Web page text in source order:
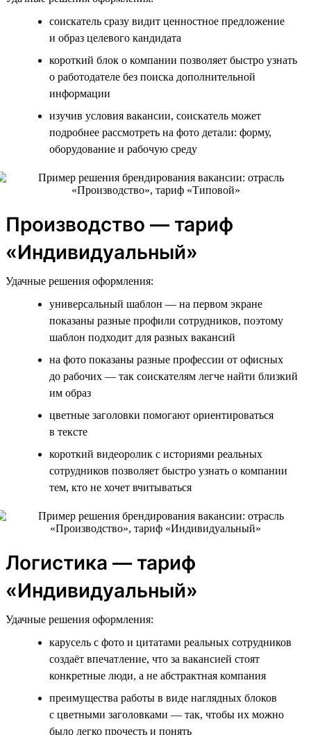
соискатель сразу видит ценностное предложение
и образ целевого кандидата
короткий блок о компании позволяет быстро узнать
о работодателе без поиска дополнительной
информации
изучив условия вакансии, соискатель может
подробнее рассмотреть на фото детали: форму,
оборудование и рабочую среду
Производство — тариф
«Индивидуальный»
Удачные решения оформления:
универсальный шаблон — на первом экране
показаны разные профили сотрудников, поэтому
шаблон подходит для разных вакансий
на фото показаны разные профессии от офисных
до рабочих — так соискателям легче найти близкий
им образ
цветные заголовки помогают ориентироваться
в тексте
короткий видеоролик с историями реальных
сотрудников позволяет быстро узнать о компании
тем, кто не хочет вчитываться
Логистика — тариф
«Индивидуальный»
Удачные решения оформления:
карусель с фото и цитатами реальных сотрудников
создаёт впечатление, что за вакансией стоят
конкретные люди, а не абстрактная компания
преимущества работы в виде наглядных блоков
с цветными заголовками — так, чтобы их можно
было легко прочесть и понять